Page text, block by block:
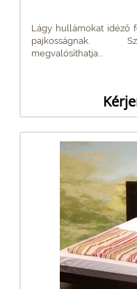
Lágy hullámokat idéző
pajkosságnak.
megvalósíthatja...